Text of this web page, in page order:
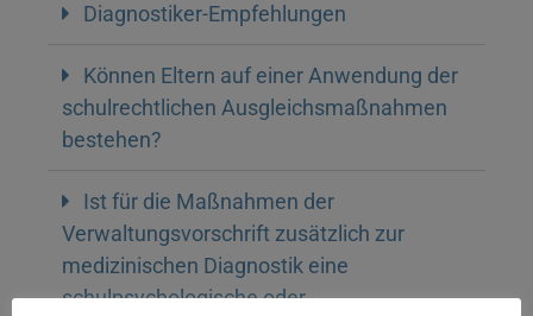
Diagnostiker-Empfehlungen
Können Eltern auf einer Anwendung der
schulrechtlichen Ausgleichsmaßnahmen
bestehen?
Ist für die Maßnahmen der
Verwaltungsvorschrift zusätzlich zur
medizinischen Diagnostik eine
schulpsychologische oder